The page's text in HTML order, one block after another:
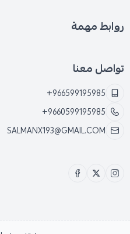
روابط مهمة
تواصل معنا
+966599195985
+9660599195985
SALMANX193@GMAIL.COM